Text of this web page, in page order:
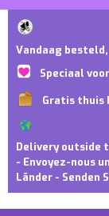
Vandaag
Speciaal
Gratis thuis
Delivery outside
- Envoyez-nous
Länder - Senden